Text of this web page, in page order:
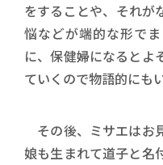
をすることや、それが
悩などが端的な形で
に、保健婦になるとよ
ていくので物語的にも
その後、ミサエはお
娘も生まれて道子と名